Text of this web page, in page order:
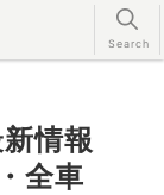
情報
全車